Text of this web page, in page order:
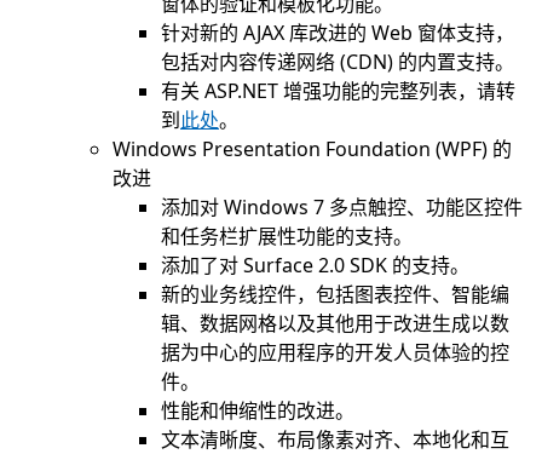
针对新的 AJAX 库改进的 Web 窗体支持，
包括对内容传递网络 (CDN) 的内置支持。
有关 ASP.NET 增强功能的完整列表，请转
到此处。
Windows Presentation Foundation (WPF) 的
改进
添加对 Windows 7 多点触控、功能区控件
和任务栏扩展性功能的支持。
添加了对 Surface 2.0 SDK 的支持。
新的业务线控件，包括图表控件、智能编
辑、数据网格以及其他用于改进生成以数
据为中心的应用程序的开发人员体验的控
件。
性能和伸缩性的改进。
文本清晰度、布局像素对齐、本地化和互